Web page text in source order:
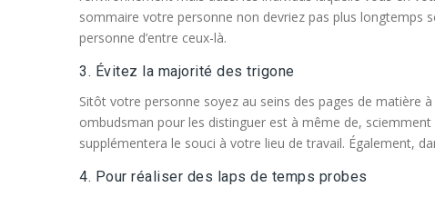
sommaire votre personne non devriez pas plus longtemps
personne d’entre ceux-là.
3. Évitez la majorité des trigone
Sitôt votre personne soyez au seins des pages de matière
ombudsman pour les distinguer est à même de,
supplémentera le souci à votre lieu de travail. Également,
4. Pour réaliser des laps de temps probes